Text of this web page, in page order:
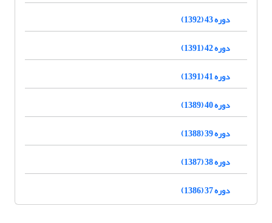
دوره 43 (1392)
دوره 42 (1391)
دوره 41 (1391)
دوره 40 (1389)
دوره 39 (1388)
دوره 38 (1387)
دوره 37 (1386)